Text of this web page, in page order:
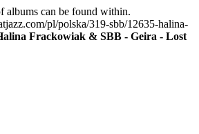
albums can be found within.
pl/polska/319-sbb/12635-halina-
Frackowiak & SBB - Geira - Lost